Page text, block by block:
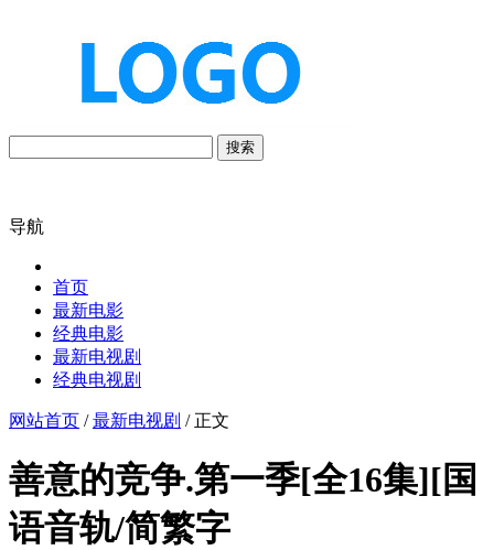
搜索
导航
首页
最新电影
经典电影
最新电视剧
经典电视剧
网站首页 /最新电视剧 / 正文
善意的竞争.第一季[全16集][国
语音轨/简繁字